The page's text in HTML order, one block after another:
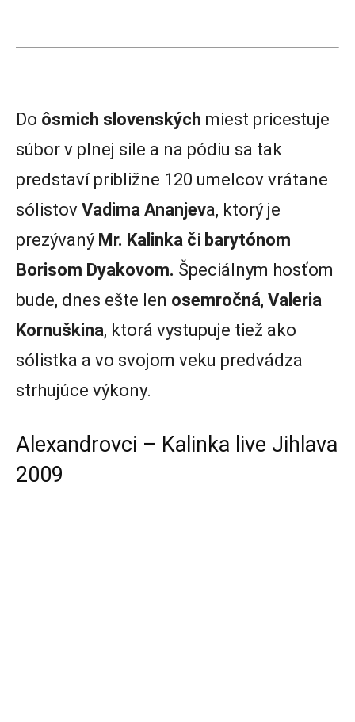
Do ôsmich slovenských miest pricestuje
súbor v plnej sile a na pódiu sa tak
predstaví približne 120 umelcov vrátane
sólistov Vadima Ananjeva, ktorý je
prezývaný Mr. Kalinka či barytónom
Borisom Dyakovom. Špeciálnym hosťom
bude, dnes ešte len osemročná, Valeria
Kornuškina, ktorá vystupuje tiež ako
sólistka a vo svojom veku predvádza
strhujúce výkony.
Alexandrovci – Kalinka live Jihlava
2009